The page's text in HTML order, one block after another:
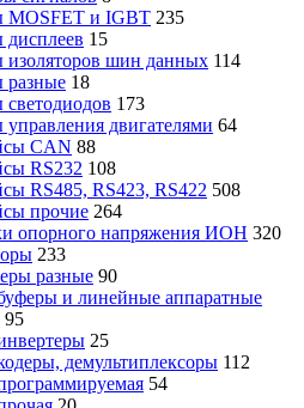
MOSFET и IGBT 235
дисплеев 15
изоляторов шин данных 114
разные 18
173
двигателями 64
CAN 88
RS232 108
RS485, RS423, RS422 508
прочие 264
опорного напряжения ИОН 320
233
разные 90
и линейные аппаратные
95
25
демультиплексоры 112
54